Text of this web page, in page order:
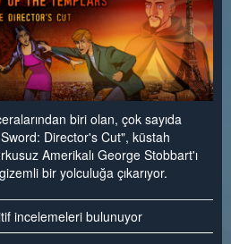
biri olan, çok sayıda
Director's Cut", küstah
Amerikalı George Stobbart'ı
bir yolculuğa çıkarıyor.
incelemeleri bulunuyor